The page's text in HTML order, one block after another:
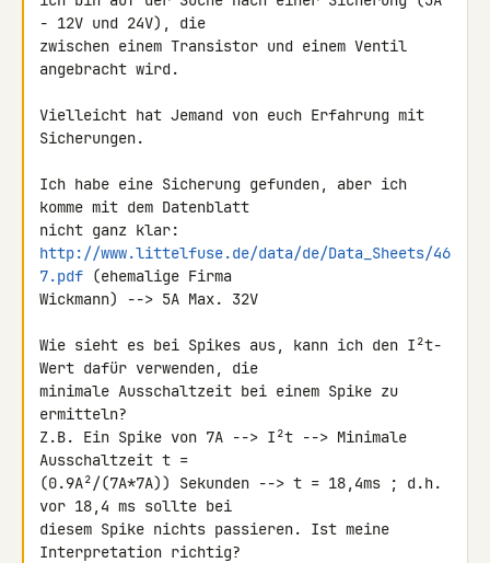
- 12V und 24V), die
zwischen einem Transistor und einem Ventil
angebracht wird.
Vielleicht hat Jemand von euch Erfahrung mit
Sicherungen.
Ich habe eine Sicherung gefunden, aber ich
komme mit dem Datenblatt
http://www.littelfuse.de/data/de/Data_Sheets/46
7.pdf (ehemalige Firma
Wickmann) --> 5A Max. 32V
Wie sieht es bei Spikes aus, kann ich den I²t-
Wert dafür verwenden, die
minimale Ausschaltzeit bei einem Spike zu
ermitteln?
Z.B. Ein Spike von 7A --> I²t --> Minimale
Ausschaltzeit t =
(0.9A²/(7A*7A)) Sekunden --> t = 18,4ms ; d.h.
vor 18,4 ms sollte bei
diesem Spike nichts passieren. Ist meine
Interpretation richtig?